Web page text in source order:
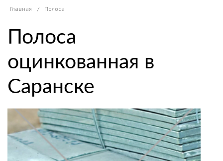
Главная
/ Полоса
Полоса
оцинкованная в
Саранске